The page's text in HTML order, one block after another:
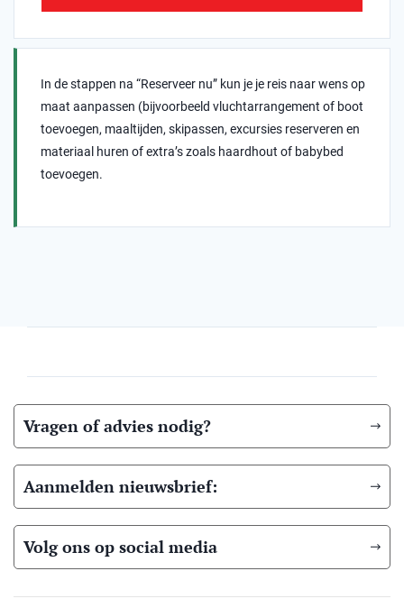
In de stappen na “Reserveer nu” kun je je reis naar wens op
maat aanpassen (bijvoorbeeld vluchtarrangement of boot
toevoegen, maaltijden, skipassen, excursies reserveren en
materiaal huren of extra’s zoals haardhout of babybed
toevoegen.
Vragen of advies nodig?
Aanmelden nieuwsbrief:
Volg ons op social media